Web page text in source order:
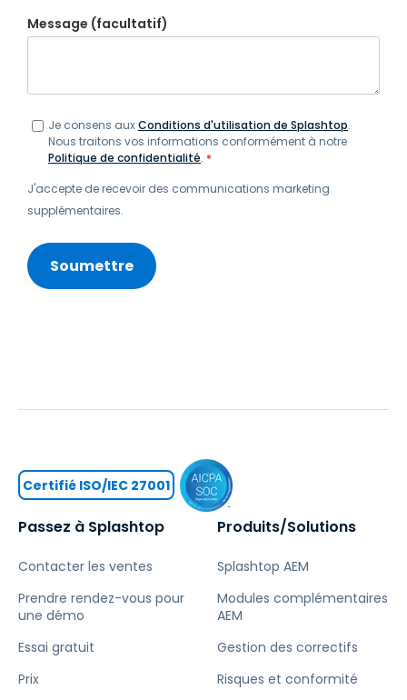
Message (facultatif)
Je consens auxConditions d'utilisation de Splashtop.
Nous traitons vos informations conformément à notre
Politique de confidentialité. *
J'accepte de recevoir des communications marketing
supplémentaires.
Passez à Splashtop
Contacter les ventes
Prendre rendez-vous pour
une démo
Essai gratuit
Prix
Produits/Solutions
Splashtop AEM
Modules complémentaires
AEM
Gestion des correctifs
Risques et conformité
Certifié ISO/IEC 27001